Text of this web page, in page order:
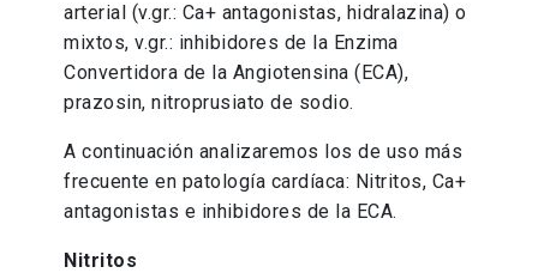
arterial (v.gr.: Ca+ antagonistas, hidralazina) o
mixtos, v.gr.: inhibidores de la Enzima
Convertidora de la Angiotensina (ECA),
prazosin, nitroprusiato de sodio.
A continuación analizaremos los de uso más
frecuente en patología cardíaca: Nitritos, Ca+
antagonistas e inhibidores de la ECA.
Nitritos